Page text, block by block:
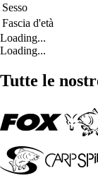
Sesso
Fascia d'età
Loading...
Loading...
Tutte le